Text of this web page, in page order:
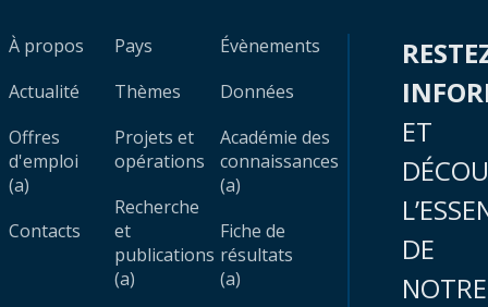
À propos
Actualité
Offres
d'emploi
(a)
Contacts
Pays
Thèmes
Projets et
opérations
Recherche
et
publications
(a)
Évènements
Données
Académie des
connaissances
(a)
Fiche de
résultats
(a)
ET
DE
NOTRE